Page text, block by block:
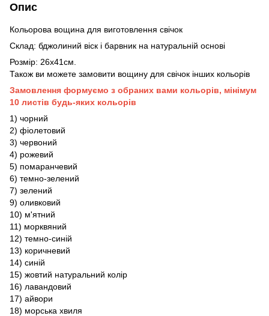
Опис
Кольорова вощина для виготовлення свічок
Склад: бджолиний віск і барвник на натуральній основі
Розмір: 26х41см.
Також ви можете замовити вощину для свічок інших кольорів
Замовлення формуємо з обраних вами кольорів, мінімум
10 листів будь-яких кольорів
1) чорний
2) фіолетовий
3) червоний
4) рожевий
5) помаранчевий
6) темно-зелений
7) зелений
9) оливковий
10) м'ятний
11) морквяний
12) темно-синій
13) коричневий
14) синій
15) жовтий натуральний колір
16) лавандовий
17) айвори
18) морська хвиля